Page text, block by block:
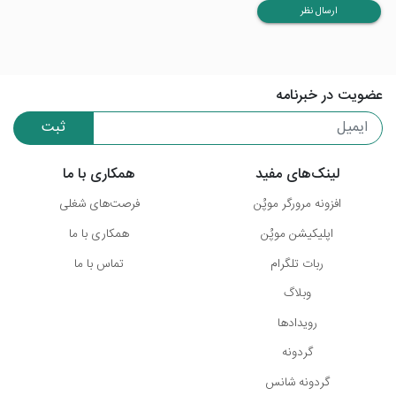
ارسال نظر
عضویت در خبرنامه
ثبت
لینک‌های مفید
افزونه مرورگر موپُن
اپلیکیشن موپُن
ربات تلگرام
وبلاگ
رویدادها
گردونه
گردونه شانس
همکاری با ما
فرصت‌های شغلی
همکاری با ما
تماس با ما